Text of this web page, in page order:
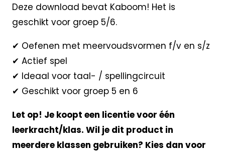
Deze download bevat Kaboom! Het is
geschikt voor groep 5/6.
✔ Oefenen met meervoudsvormen f/v en s/z
✔ Actief spel
✔ Ideaal voor taal- / spellingcircuit
✔ Geschikt voor groep 5 en 6
Let op! Je koopt een licentie voor één
leerkracht/klas. Wil je dit product in
meerdere klassen gebruiken? Kies dan voor